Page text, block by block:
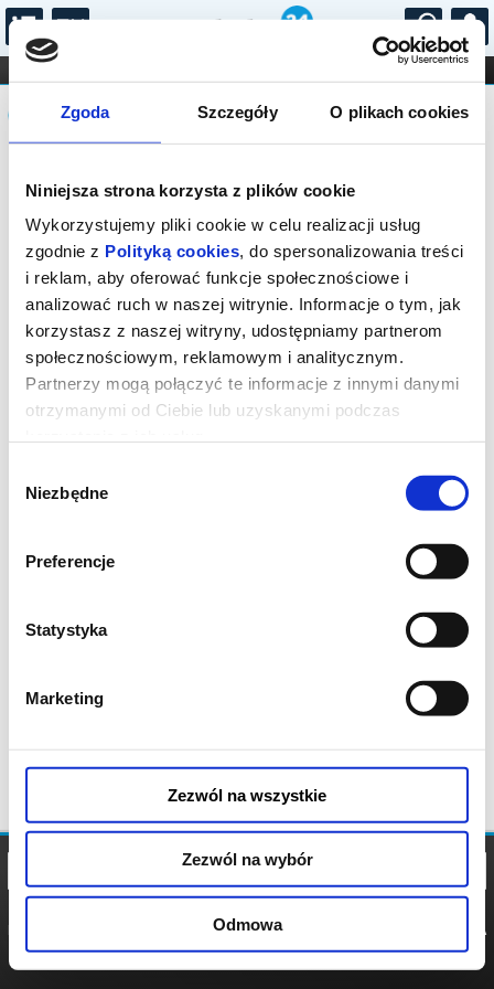
Zgoda Szczegóły O plikach cookies
Niniejsza strona korzysta z plików cookie
Wykorzystujemy pliki cookie w celu realizacji usług
zgodnie z Polityką cookies, do spersonalizowania treści
i reklam, aby oferować funkcje społecznościowe i
analizować ruch w naszej witrynie. Informacje o tym, jak
korzystasz z naszej witryny, udostępniamy partnerom
społecznościowym, reklamowym i analitycznym.
Partnerzy mogą połączyć te informacje z innymi danymi
otrzymanymi od Ciebie lub uzyskanymi podczas
zgody
Niezbędne
Preferencje
Statystyka
Marketing
Zezwól na wszystkie
Zezwól na wybór
Odmowa
...
FILHARMONIA OPERA I BALET
STAND-UP
DLA DZIECI
Komunikat
Sprzedaż online na to wydarzenie
rozpocznie się wkrótce.
POLITYKA
POLITYKA